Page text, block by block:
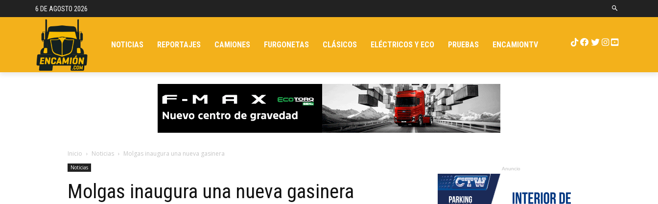
6 DE AGOSTO 2026
NOTICIAS REPORTAJES CAMIONES FURGONETAS CLÁSICOS ELÉCTRICOS Y ECO PRUEBAS ENCAMIONTV
Inicio Noticias Molgas inaugura una nueva gasinera
Noticias
Molgas inaugura una nueva gasinera
Anuncio